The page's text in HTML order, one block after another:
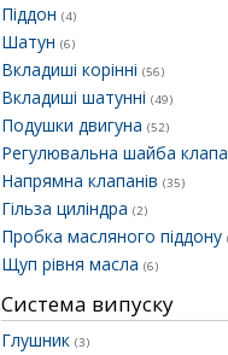
Піддон (4)
Шатун (6)
Вкладиші корінні (56)
Вкладиші шатунні (49)
Подушки двигуна (52)
Регулювальна шайба
Напрямна клапанів (35)
Гільза циліндра (2)
Пробка масляного піддону
Щуп рівня масла (6)
Система випуску
Глушник (3)